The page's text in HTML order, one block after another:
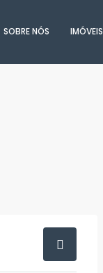
SOBRE NÓS IMÓVEIS